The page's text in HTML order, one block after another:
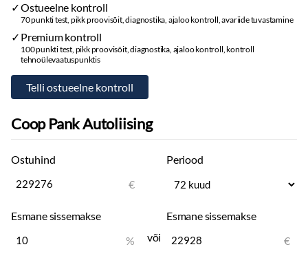
Ostueelne kontroll
70 punkti test, pikk proovisõit, diagnostika, ajaloo kontroll, avariide tuvastamine
Premium kontroll
100 punkti test, pikk proovisõit, diagnostika, ajaloo kontroll, kontroll
tehnoülevaatuspunktis
Coop Pank Autoliising
Ostuhind
€
Periood
Esmane sissemakse
%
või
Esmane sissemakse
€